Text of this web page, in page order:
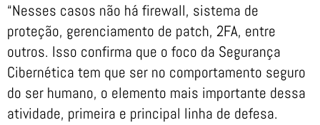
“Nesses casos não há firewall, sistema de
proteção, gerenciamento de patch, 2FA, entre
outros. Isso confirma que o foco da Segurança
Cibernética tem que ser no comportamento seguro
do ser humano, o elemento mais importante dessa
atividade, primeira e principal linha de defesa.